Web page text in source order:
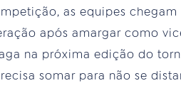
as equipes
após amargar como
na próxima edição do
somar para não se